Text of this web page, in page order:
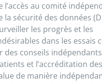
l’accès au comité
la sécurité des données
les progrès et les
dans les essais
conseils
et l’accréditation
de manière